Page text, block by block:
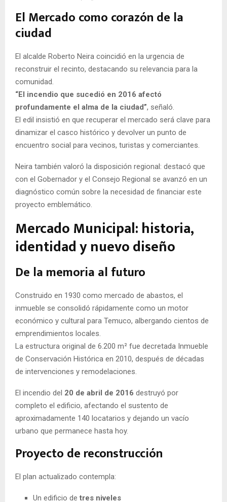
El Mercado como corazón de la
ciudad
El alcalde Roberto Neira coincidió en la urgencia de
reconstruir el recinto, destacando su relevancia para la
comunidad.
“El incendio que sucedió en 2016 afectó
profundamente el alma de la ciudad”, señaló.
El edil insistió en que recuperar el mercado será clave para
dinamizar el casco histórico y devolver un punto de
encuentro social para vecinos, turistas y comerciantes.
Neira también valoró la disposición regional: destacó que
con el Gobernador y el Consejo Regional se avanzó en un
diagnóstico común sobre la necesidad de financiar este
proyecto emblemático.
Mercado Municipal: historia,
identidad y nuevo diseño
De la memoria al futuro
Construido en 1930 como mercado de abastos, el
inmueble se consolidó rápidamente como un motor
económico y cultural para Temuco, albergando cientos de
emprendimientos locales.
La estructura original de 6.200 m² fue decretada Inmueble
de Conservación Histórica en 2010, después de décadas
de intervenciones y remodelaciones.
El incendio del 20 de abril de 2016 destruyó por
completo el edificio, afectando el sustento de
aproximadamente 140 locatarios y dejando un vacío
urbano que permanece hasta hoy.
Proyecto de reconstrucción
El plan actualizado contempla:
Un edificio de tres niveles